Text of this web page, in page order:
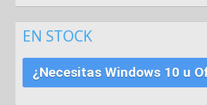
EN STOCK
¿Necesitas Windows 10 u